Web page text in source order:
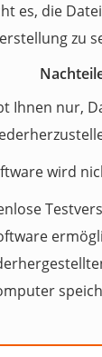
es, die
zu
Ihnen nur,
wird